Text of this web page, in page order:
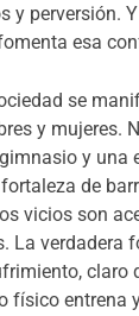
y perversión.
esa
se
y mujeres.
y una
de
vicios son
La verdadera
claro
físico entrena